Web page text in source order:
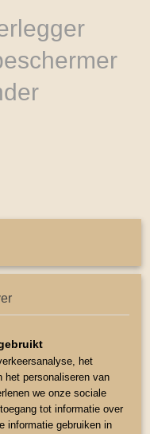
speciale stof die het
het
het personaliseren van
we onze sociale
tot informatie over
informatie gebruiken in